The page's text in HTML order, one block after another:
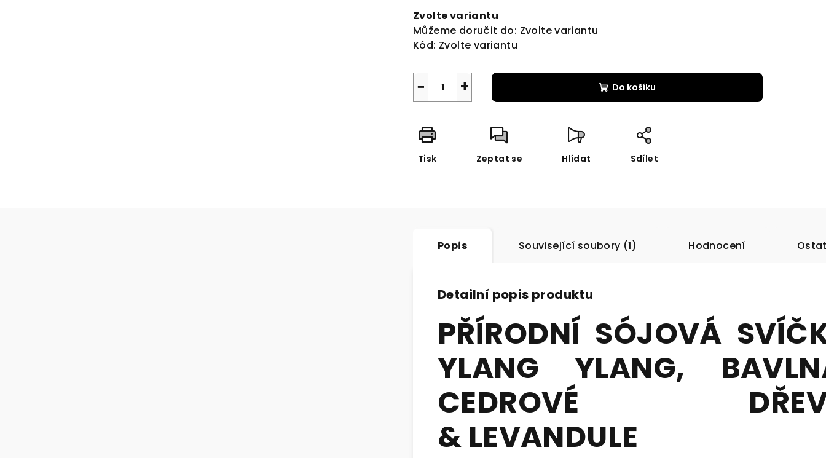
cena:
Zvolte variantu
Můžeme doručit do: Zvolte variantu
Kód: Zvolte variantu
+
− Do košíku
Tisk Zeptat se Hlídat Sdílet
Popis Související soubory (1) Hodnocení
Detailní popis produktu
PŘÍRODNÍ SÓJOVÁ
YLANG YLANG,
CEDROVÉ
& LEVANDULE